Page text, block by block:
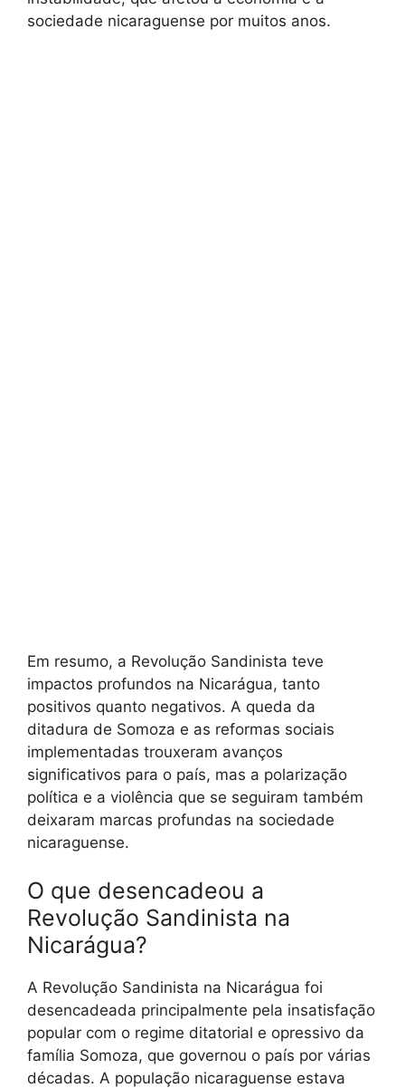
sociedade nicaraguense por muitos anos.
Em resumo, a Revolução Sandinista teve
impactos profundos na Nicarágua, tanto
positivos quanto negativos. A queda da
ditadura de Somoza e as reformas sociais
implementadas trouxeram avanços
significativos para o país, mas a polarização
política e a violência que se seguiram também
deixaram marcas profundas na sociedade
nicaraguense.
O que desencadeou a
Revolução Sandinista na
Nicarágua?
A Revolução Sandinista na Nicarágua foi
desencadeada principalmente pela insatisfação
popular com o regime ditatorial e opressivo da
família Somoza, que governou o país por várias
décadas. A população nicaraguense estava